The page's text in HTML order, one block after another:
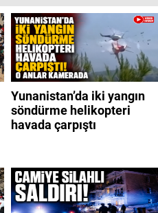
Yunanistan’da iki yangın
söndürme helikopteri
havada çarpıştı